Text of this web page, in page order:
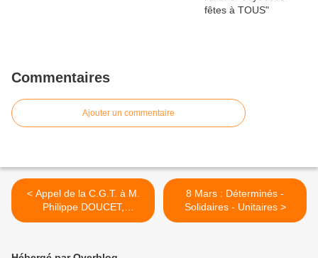
Commentaires
Ajouter un commentaire
< Appel de la C.G.T. à M.
Philippe DOUCET,
Président d'AB-Habitat
8 Mars : Déterminés -
Solidaires - Unitaires >